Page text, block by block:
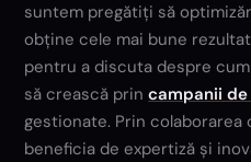
suntem pregătiți să
obține cele mai bune
pentru a discuta despre
să crească princampanii
gestionate. Prin colaborarea
beneficia de expertiză și